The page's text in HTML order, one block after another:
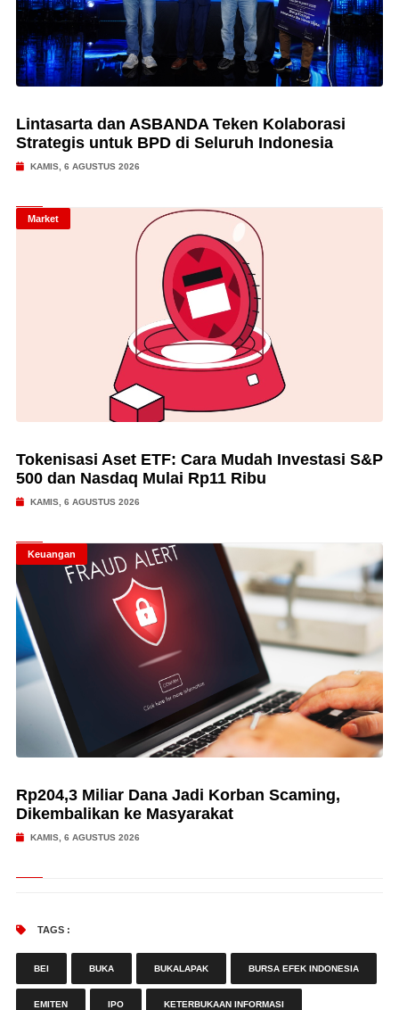
Lintasarta dan ASBANDA Teken Kolaborasi
Strategis untuk BPD di Seluruh Indonesia
KAMIS, 6 AGUSTUS 2026
Market
Tokenisasi Aset ETF: Cara Mudah Investasi S&P
500 dan Nasdaq Mulai Rp11 Ribu
KAMIS, 6 AGUSTUS 2026
Keuangan
Rp204,3 Miliar Dana Jadi Korban Scaming,
Dikembalikan ke Masyarakat
KAMIS, 6 AGUSTUS 2026
TAGS :
BEI BUKA BUKALAPAK BURSA EFEK INDONESIA
EMITEN IPO KETERBUKAAN INFORMASI